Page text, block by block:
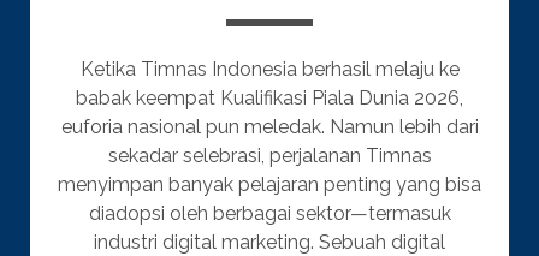
Ketika Timnas Indonesia berhasil melaju ke
babak keempat Kualifikasi Piala Dunia 2026,
euforia nasional pun meledak. Namun lebih dari
sekadar selebrasi, perjalanan Timnas
menyimpan banyak pelajaran penting yang bisa
diadopsi oleh berbagai sektor—termasuk
industri digital marketing. Sebuah digital